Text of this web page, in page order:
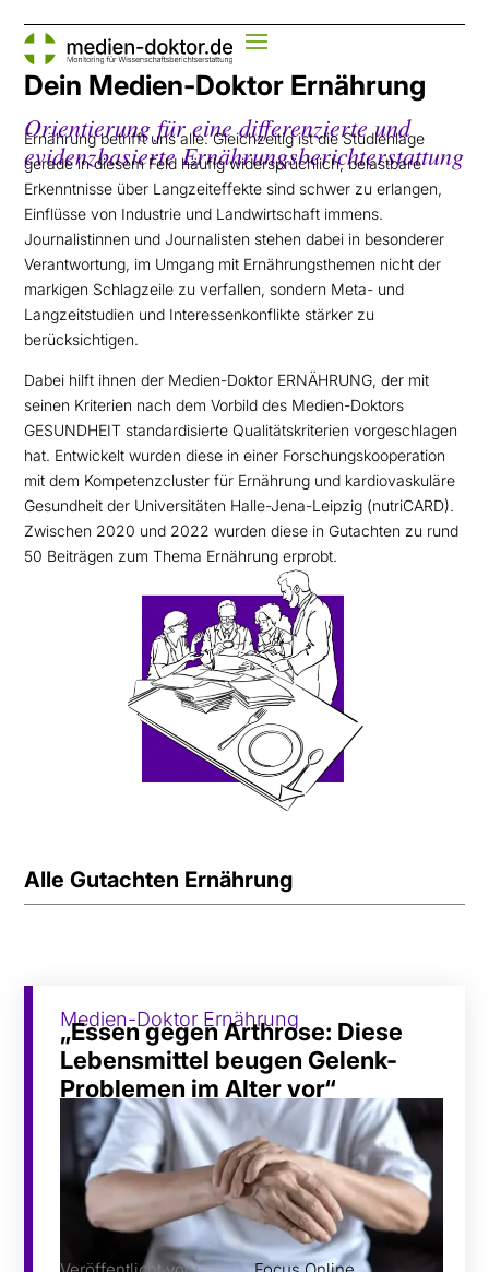
Dein Medien-Doktor Ernährung
Orientierung für eine differenzierte und
evidenzbasierte Ernährungsberichterstattung
Ernährung betrifft uns alle. Gleichzeitig ist die Studienlage
gerade in diesem Feld häufig widersprüchlich, belastbare
Erkenntnisse über Langzeiteffekte sind schwer zu erlangen,
Einflüsse von Industrie und Landwirtschaft immens.
Journalistinnen und Journalisten stehen dabei in besonderer
Verantwortung, im Umgang mit Ernährungsthemen nicht der
markigen Schlagzeile zu verfallen, sondern Meta- und
Langzeitstudien und Interessenkonflikte stärker zu
berücksichtigen.
Dabei hilft ihnen der Medien-Doktor ERNÄHRUNG, der mit
seinen Kriterien nach dem Vorbild des Medien-Doktors
GESUNDHEIT standardisierte Qualitätskriterien vorgeschlagen
hat. Entwickelt wurden diese in einer Forschungskooperation
mit dem Kompetenzcluster für Ernährung und kardiovaskuläre
Gesundheit der Universitäten Halle-Jena-Leipzig (nutriCARD).
Zwischen 2020 und 2022 wurden diese in Gutachten zu rund
50 Beiträgen zum Thema Ernährung erprobt.
Alle Gutachten Ernährung
Medien-Doktor Ernährung
„Essen gegen Arthrose: Diese
Lebensmittel beugen Gelenk-
Problemen im Alter vor“